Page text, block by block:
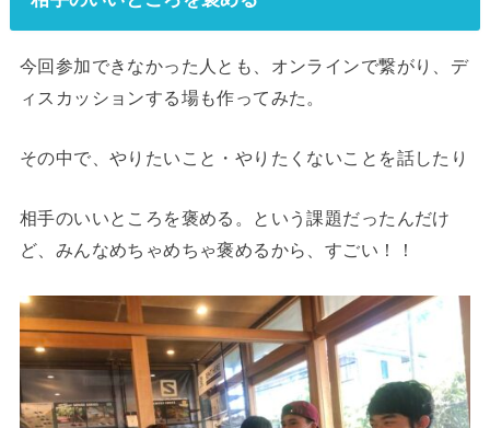
今回参加できなかった人とも、オンラインで繋がり、デ
ィスカッションする場も作ってみた。
その中で、やりたいこと・やりたくないことを話したり
相手のいいところを褒める。という課題だったんだけ
ど、みんなめちゃめちゃ褒めるから、すごい！！